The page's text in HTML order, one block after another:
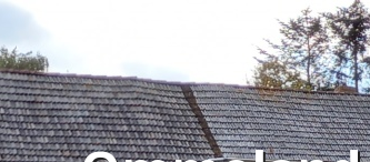
Ga
de
inhoud